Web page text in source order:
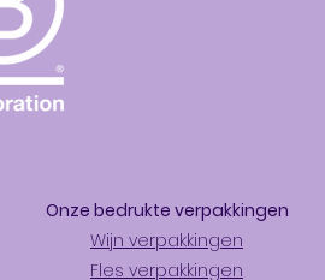
Onze bedrukte verpakkingen
Wijn verpakkingen
Fles verpakkingen